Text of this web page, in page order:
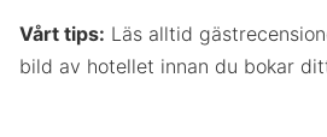
Vårt tips: Läs alltid
bild av hotellet innan du bokar